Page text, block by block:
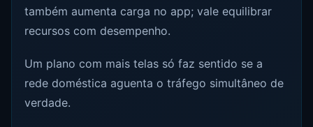
também aumenta carga no app; vale equilibrar
recursos com desempenho.
Um plano com mais telas só faz sentido se a
rede doméstica aguenta o tráfego simultâneo de
verdade.